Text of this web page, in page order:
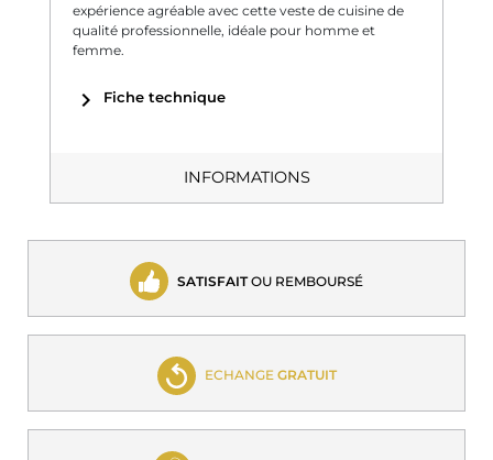
expérience agréable avec cette veste de cuisine de
qualité professionnelle, idéale pour homme et
femme.
chevron_right Fiche technique
INFORMATIONS
SATISFAITOU REMBOURSÉ
ECHANGE GRATUIT